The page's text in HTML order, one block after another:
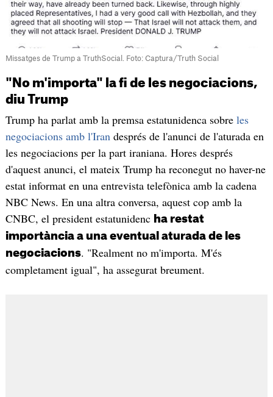
Missatges de Trump a TruthSocial. Foto: Captura/Truth Social
"No m'importa" la fi de les negociacions,
diu Trump
Trump ha parlat amb la premsa estatunidenca sobre les
negociacions amb l'Irandesprés de l'anunci de l'aturada en
les negociacions per la part iraniana. Hores després
d'aquest anunci, el mateix Trump ha reconegut no haver-ne
estat informat en una entrevista telefònica amb la cadena
NBC News. En una altra conversa, aquest cop amb la
CNBC, el president estatunidenc ha restat
importància a una eventual aturada de les
negociacions. "Realment no m'importa. M'és
completament igual", ha assegurat breument.